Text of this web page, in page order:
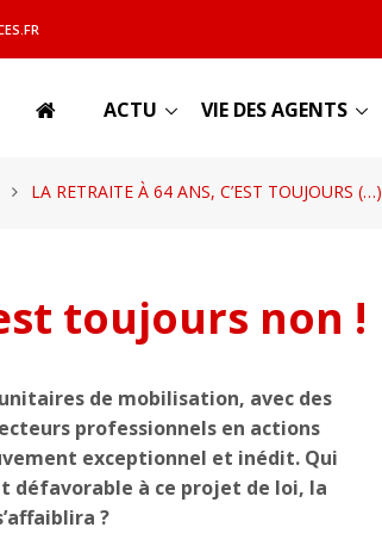
ACTU VIE DES AGENTS
LA RETRAITE À 64 ANS, C’EST TOUJOURS (…)
toujours non !
de mobilisation, avec des
professionnels en actions
exceptionnel et inédit. Qui
défavorable à ce projet de loi, la
?